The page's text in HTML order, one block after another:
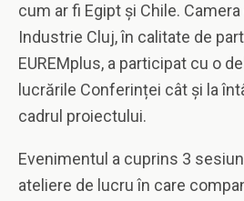
cum ar fi Egipt și Chile.
Industrie Cluj, în calitate de
EUREMplus, a participat cu o
lucrările Conferinței cât și la
cadrul proiectului.
Evenimentul a cuprins 3
ateliere de lucru în care